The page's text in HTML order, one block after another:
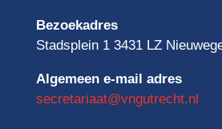
Bezoekadres
Stadsplein 1 3431 LZ
Algemeen e-mail adres
secretariaat@vngutrecht.nl